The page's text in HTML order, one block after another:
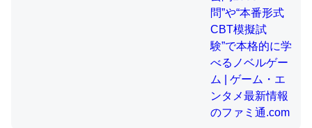
論文では「淡水はカルシウムも酸素も不足してて両方に不
利だから両方が拮抗してるのでは」とあって面白い。海に
いる鋏角類（カブトガニ・ウミグモ）はカルシウムを使わ
ずキチンを強化してる筈だが、酵素が違うのか？
─ニュース :: 【研究発表】昆虫学の大問題＝「昆虫はなぜ海にいな